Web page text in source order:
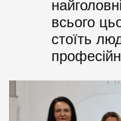
всього
стоїть